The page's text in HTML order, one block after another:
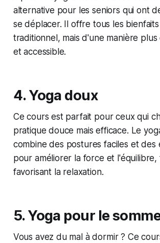
alternative pour les seniors qui ont
se déplacer. Il offre tous les
traditionnel, mais d'une manière
et accessible.
4. Yoga doux
Ce cours est parfait pour ceux qui
pratique douce mais efficace. Le
combine des postures faciles et des
pour améliorer la force et l'équilibre,
favorisant la relaxation.
5. Yoga pour le
Vous avez du mal à dormir ? Ce